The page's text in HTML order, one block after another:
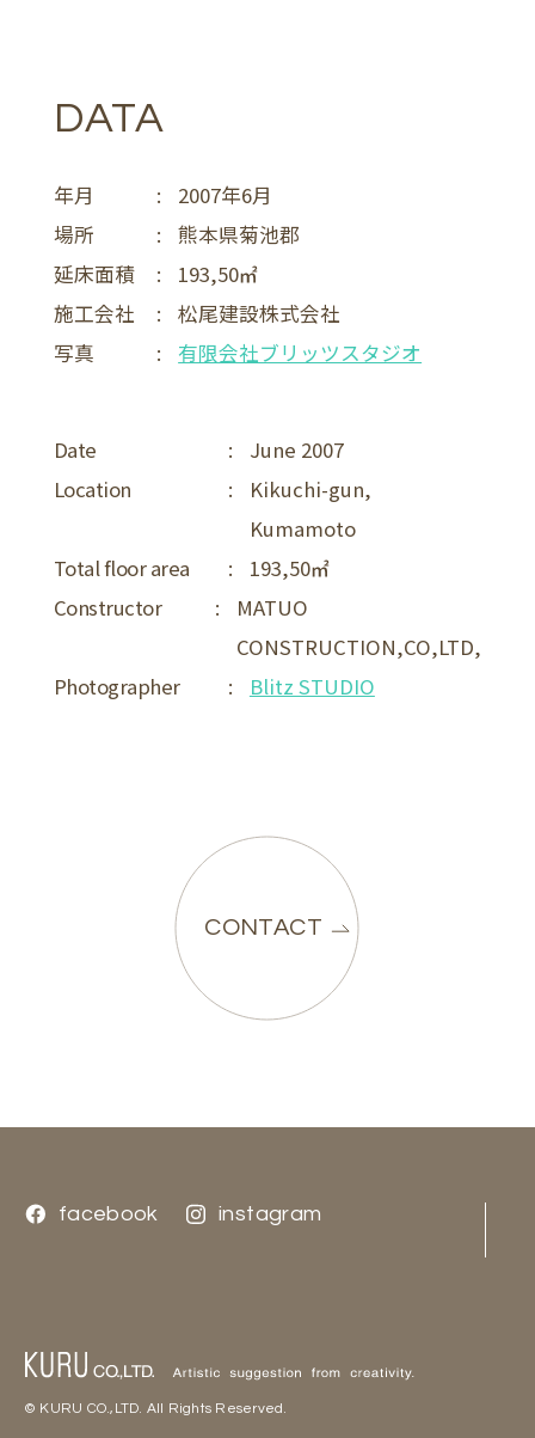
DATA
年月 :
2007年6月
場所
:
熊本県菊池郡
延床面積
:
193,50
施工会社
:
松尾建設株式会社
写真
: 有限会社ブリッツスタジオ
Date :
June 2007
Location
:
Kikuchi-gun,
Kumamoto
Total floor area
:
193,50
Constructor
:
MATUO
CONSTRUCTION,CO,LTD,
Photographer
: Blitz STUDIO
CONTACT
facebook facebook
instagram
© KURU CO.,LTD. All Rights Reserved.